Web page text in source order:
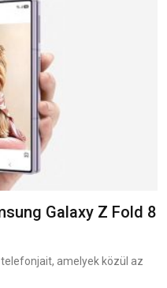
Galaxy Z Fold 8
amelyek közül az